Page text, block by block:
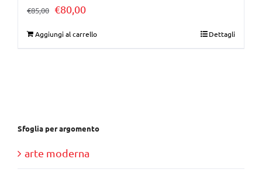
€85,00 Il
€80,00Il
Aggiungi al carrello Dettagli
Sfoglia per argomento
arte moderna